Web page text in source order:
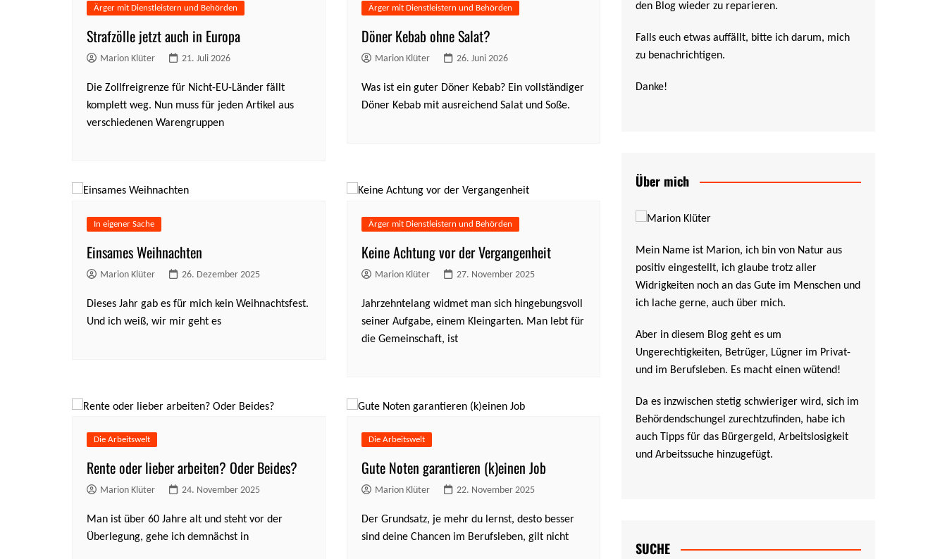
Ärger mit Dienstleistern und Behörden
Strafzölle jetzt auch in Europa
Marion Klüter 21. Juli 2026
Die Zollfreigrenze für Nicht-EU-Länder fällt
komplett weg. Nun muss für jeden Artikel aus
verschiedenen Warengruppen
Ärger mit Dienstleistern und Behörden
Döner Kebab ohne Salat?
Marion Klüter 26. Juni 2026
Was ist ein guter Döner Kebab? Ein vollständiger
Döner Kebab mit ausreichend Salat und Soße.
In eigener Sache
Einsames Weihnachten
Marion Klüter 26. Dezember 2025
Dieses Jahr gab es für mich kein Weihnachtsfest.
Und ich weiß, wir mir geht es
Ärger mit Dienstleistern und Behörden
Keine Achtung vor der Vergangenheit
Marion Klüter 27. November 2025
Jahrzehntelang widmet man sich hingebungsvoll
seiner Aufgabe, einem Kleingarten. Man lebt für
die Gemeinschaft, ist
Die Arbeitswelt
Rente oder lieber arbeiten? Oder Beides?
Marion Klüter 24. November 2025
Man ist über 60 Jahre alt und steht vor der
Überlegung, gehe ich demnächst in
Die Arbeitswelt
Gute Noten garantieren (k)einen Job
Marion Klüter 22. November 2025
Der Grundsatz, je mehr du lernst, desto besser
sind deine Chancen im Berufsleben, gilt nicht
den Blog wieder zu reparieren.
Falls euch etwas auffällt, bitte ich darum, mich
zu benachrichtigen.
Danke!
Über mich
Mein Name ist Marion, ich bin von Natur aus
positiv eingestellt, ich glaube trotz aller
Widrigkeiten noch an das Gute im Menschen und
ich lache gerne, auch über mich.
Aber in diesem Blog geht es um
Ungerechtigkeiten, Betrüger, Lügner im Privat-
und im Berufsleben. Es macht einen wütend!
Da es inzwischen stetig schwieriger wird, sich im
Behördendschungel zurechtzufinden, habe ich
auch Tipps für das Bürgergeld, Arbeitslosigkeit
und Arbeitssuche hinzugefügt.
SUCHE